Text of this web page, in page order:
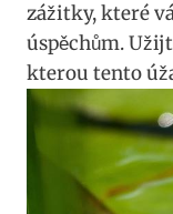
zážitky, které
úspěchům.
kterou tento